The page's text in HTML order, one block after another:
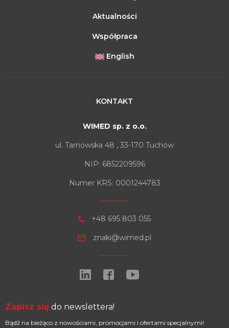
Aktualności
Współpraca
English
KONTAKT
WIMED sp. z o.o.
ul. Tarnowska 48 , 33-170 Tuchów
NIP: 6852209596
Numer KRS: 0001244783
+48 695 803 055
znaki@wimed.pl
Zapisz się do newslettera!
Bądź na bieżąco z nowościami, promocjami i ofertami specjalnymi!